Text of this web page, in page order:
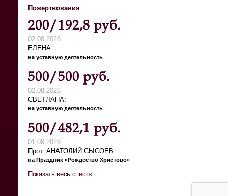
Пожертвования
200/192,8 руб.
02.08.2026
ЕЛЕНА
на уставную деятельность
500/500 руб.
02.08.2026
СВЕТЛАНА
на уставную деятельность
500/482,1 руб.
01.08.2026
Прот. АНАТОЛИЙ СЫСОЕВ
на Праздник «Рождество Христово»
Показать весь список